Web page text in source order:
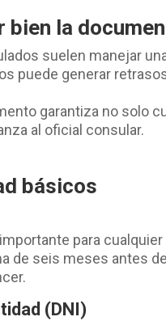
la
suelen manejar
puede generar
garantiza no solo
al oficial consular.
básicos
para
de seis meses antes
(DNI)